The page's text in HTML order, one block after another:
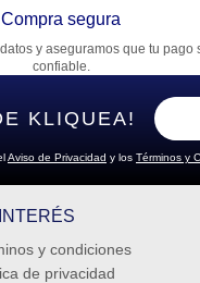
un comentario
Compra segura
y aseguramos que tu pago
confiable.
KLIQUEA!
Aviso de Privacidad y los Términos y
y condiciones
de privacidad